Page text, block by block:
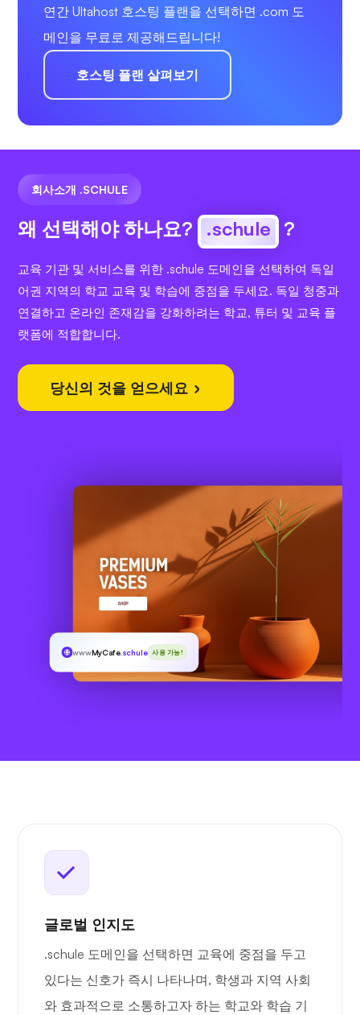
연간 Ultahost 호스팅 플랜을 선택하면 .com 도
메인을 무료로 제공해드립니다!
호스팅 플랜 살펴보기
회사소개 .SCHULE
왜 선택해야 하나요? .schule ?
교육 기관 및 서비스를 위한 .schule 도메인을 선택하여 독일
어권 지역의 학교 교육 및 학습에 중점을 두세요. 독일 청중과
연결하고 온라인 존재감을 강화하려는 학교, 튜터 및 교육 플
랫폼에 적합합니다.
당신의 것을 얻으세요
wwwMyCafe.schule 사용 가능!
글로벌 인지도
.schule 도메인을 선택하면 교육에 중점을 두고
있다는 신호가 즉시 나타나며, 학생과 지역 사회
와 효과적으로 소통하고자 하는 학교와 학습 기